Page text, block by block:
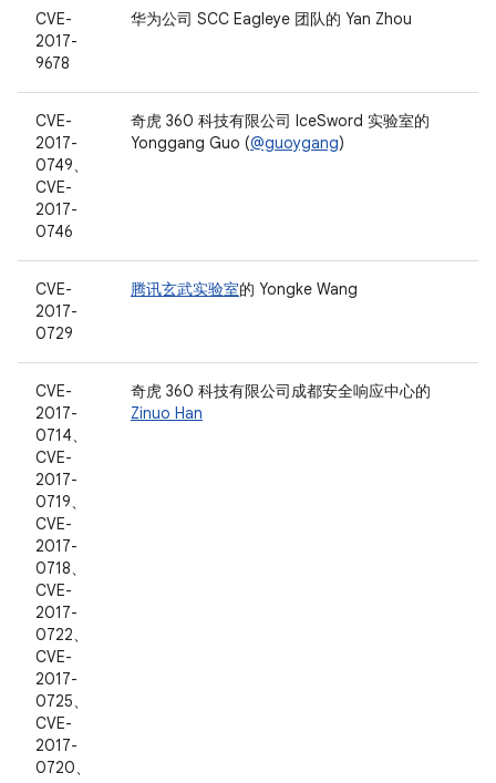
CVE-
2017-
9678
华为公司 SCC Eagleye 团队的 Yan Zhou
CVE-
2017-
0749、
CVE-
2017-
0746
奇虎 360 科技有限公司 IceSword 实验室的
Yonggang Guo (@guoygang)
CVE-
2017-
0729
腾讯玄武实验室的 Yongke Wang
CVE-
2017-
0714、
CVE-
2017-
0719、
CVE-
2017-
0718、
CVE-
2017-
0722、
CVE-
2017-
0725、
CVE-
2017-
0720、
奇虎 360 科技有限公司成都安全响应中心的
Zinuo Han